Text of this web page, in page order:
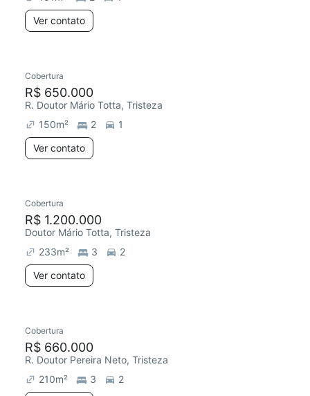
Ver contato
Cobertura
R$ 650.000
R. Doutor Mário Totta, Tristeza
150m² 2
1
Ver contato
Cobertura
R$ 1.200.000
Doutor Mário Totta, Tristeza
233m² 3
2
Ver contato
Cobertura
R$ 660.000
R. Doutor Pereira Neto, Tristeza
210m² 3
2